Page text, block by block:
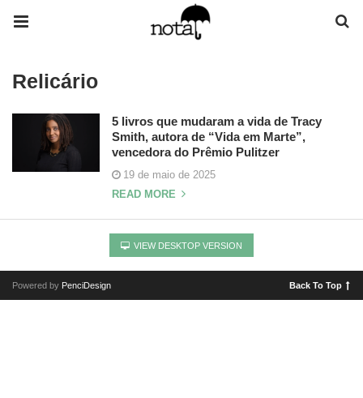
Relicário
5 livros que mudaram a vida de Tracy
Smith, autora de “Vida em Marte”,
vencedora do Prêmio Pulitzer
19 de maio de 2025
READ MORE
VIEW DESKTOP VERSION
Powered by PenciDesign Back To Top